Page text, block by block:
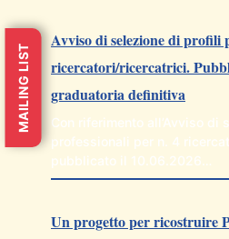
Avviso di selezione di profili
ricercatori/ricercatrici.
graduatoria definitiva
Con riferimento all’Avviso di
professionali per n. 4
pubblicato il 10.06.2026…
Un progetto per ricostruire
MAILING LIST